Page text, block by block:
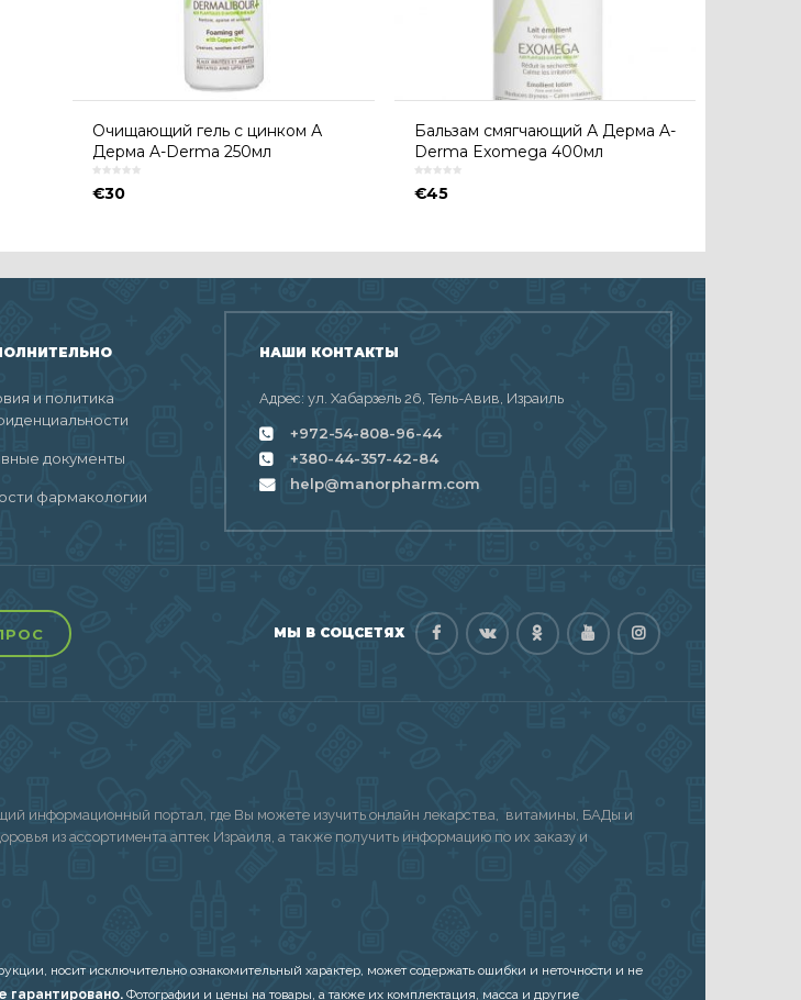
Очищающий гель с цинком А
Дерма A-Derma 250мл
€30
Бальзам смягчающий А Дерма A-
Derma Exomega 400мл
€45
и политика
документы
фармакологии
НАШИ КОНТАКТЫ
Адрес: ул. Хабарзель 26, Тель-Авив, Израиль
+972-54-808-96-44
+380-44-357-42-84
help@manorpharm.com
МЫ В СОЦСЕТЯХ
информационный портал, где Вы можете изучить онлайн лекарства, витамины, БАДы и
из ассортимента аптек Израиля, а также получить информацию по их заказу и
носит исключительно ознакомительный характер, может содержать ошибки и неточности и не
гарантировано. Фотографии и цены на товары, а также их комплектация, масса и другие